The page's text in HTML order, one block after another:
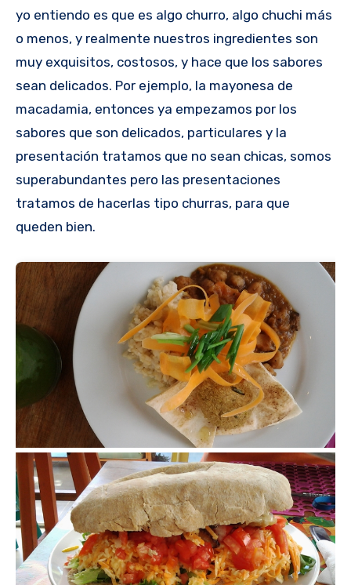
yo entiendo es que es algo churro, algo chuchi más
o menos, y realmente nuestros ingredientes son
muy exquisitos, costosos, y hace que los sabores
sean delicados. Por ejemplo, la mayonesa de
macadamia, entonces ya empezamos por los
sabores que son delicados, particulares y la
presentación tratamos que no sean chicas, somos
superabundantes pero las presentaciones
tratamos de hacerlas tipo churras, para que
queden bien.